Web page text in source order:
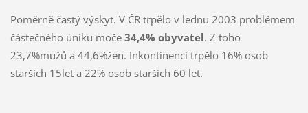
Poměrně častý výskyt. V ČR trpělo v lednu 2003 problémem
částečného úniku moče 34,4% obyvatel. Z toho
23,7%mužů a 44,6%žen. Inkontinencí trpělo 16% osob
starších 15let a 22% osob starších 60 let.